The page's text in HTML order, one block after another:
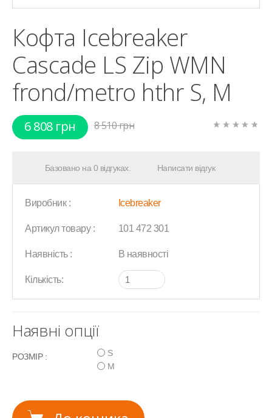
Кофта Icebreaker
Cascade LS Zip WMN
frond/metro hthr S, M
6 808 грн 8 510 грн
Базовано на 0 відгуках. Написати відгук
Виробник : Icebreaker
Артикул товару : 101 472 301
Наявність : В наявності
Кількість:
Наявні опції
РОЗМІР :
S
M